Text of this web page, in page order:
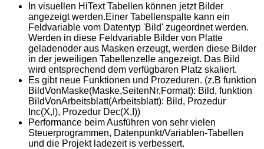
In visuellen HiText Tabellen können jetzt Bilder
angezeigt werden.Einer Tabellenspalte kann ein
Feldvariable vom Datentyp 'Bild' zugeordnet werden.
Werden in diese Feldvariable Bilder von Platte
geladenoder aus Masken erzeugt, werden diese Bilder
in der jeweiligen Tabellenzelle angezeigt. Das Bild
wird entsprechend dem verfügbaren Platz skaliert.
Es gibt neue Funktionen und Prozeduren. (z.B funktion
BildVonMaske(Maske,SeitenNr,Format): Bild, funktion
BildVonArbeitsblatt(Arbeitsblatt): Bild, Prozedur
Inc(X,I), Prozedur Dec(X,I))
Performance beim Ausführen von sehr vielen
Steuerprogrammen, Datenpunkt/Variablen-Tabellen
und die Projekt ladezeit is verbessert.